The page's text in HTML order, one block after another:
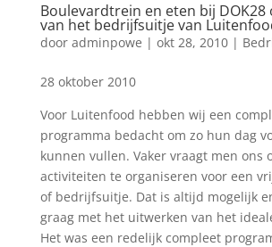
Boulevardtrein en eten bij DOK28
van het bedrijfsuitje van
door adminpowe | okt 28, 2010|
28 oktober 2010
Voor Luitenfood hebben wij een
programma bedacht om zo hun dag
kunnen vullen. Vaker vraagt men ons
activiteiten te organiseren voor een
of bedrijfsuitje. Dat is altijd mogelijk
graag met het uitwerken van het
Het was een redelijk compleet